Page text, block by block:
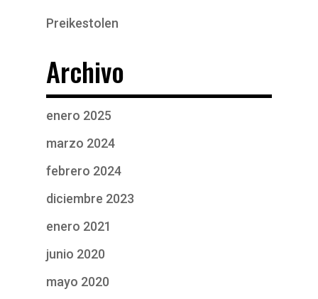
Preikestolen
Archivo
enero 2025
marzo 2024
febrero 2024
diciembre 2023
enero 2021
junio 2020
mayo 2020